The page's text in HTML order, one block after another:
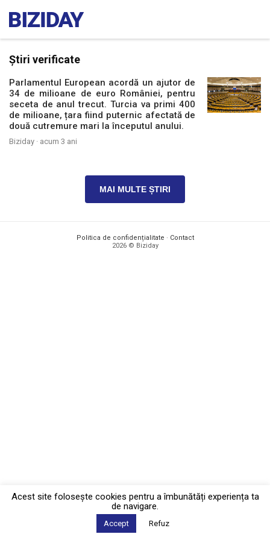
Știri verificate
Parlamentul European acordă un ajutor de
34 de milioane de euro României, pentru
seceta de anul trecut. Turcia va primi 400
de milioane, țara fiind puternic afectată de
două cutremure mari la începutul anului.
Biziday · acum 3 ani
MAI MULTE ȘTIRI
Politica de confidențialitate · Contact
2026 © Biziday
Acest site foloseşte cookies pentru a îmbunătăți experiența ta
de navigare.
Accept Refuz